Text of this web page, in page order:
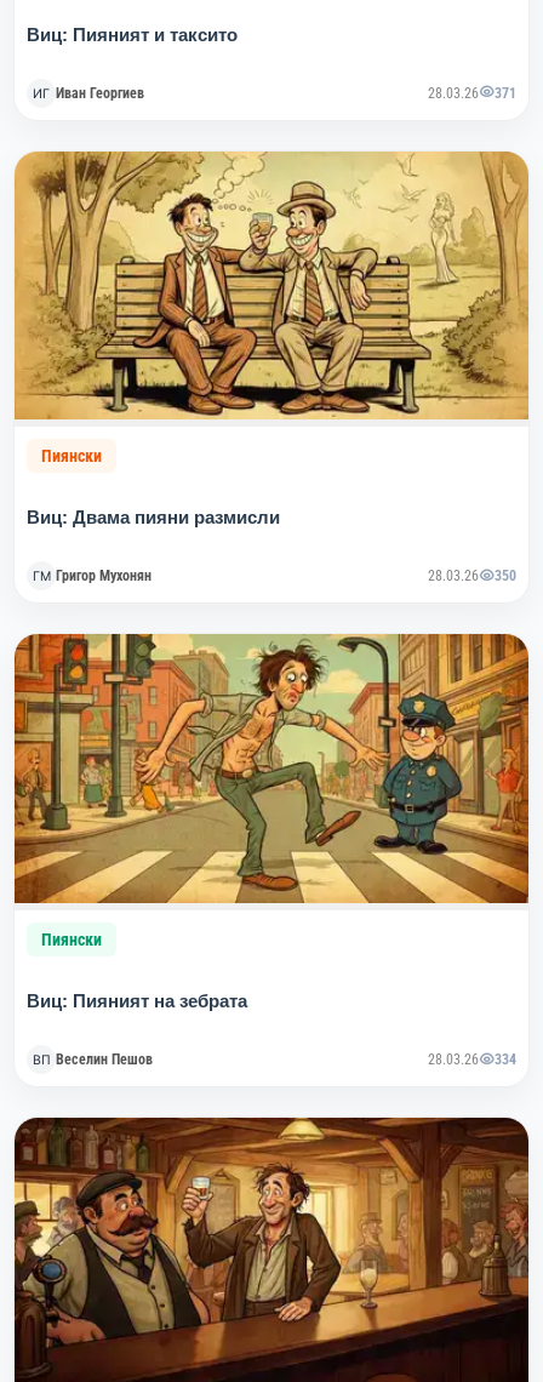
Виц: Пияният и таксито
Иван Георгиев 28.03.26 371
Пиянски
Виц: Двама пияни размисли
Григор Мухонян 28.03.26 350
Пиянски
Виц: Пияният на зебрата
Веселин Пешов 28.03.26 334